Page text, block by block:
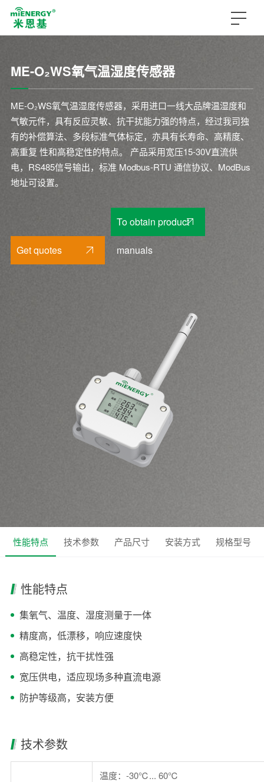
ME-O₂WS氧气温湿度传感器
ME-O₂WS氧气温湿度传感器，采用进口一线大品牌温湿度和
气敏元件，具有反应灵敏、抗干扰能力强的特点，经过我司独
有的补偿算法、多段标准气体标定，亦具有长寿命、高精度、
高重复 性和高稳定性的特点。 产品采用宽压15-30V直流供
电，RS485信号输出，标准 Modbus-RTU 通信协议、ModBus
地址可设置。
Get quotes
To obtain product
manuals
性能特点 技术参数 产品尺寸 安装方式 规格型号
性能特点
集氧气、温度、湿度测量于一体
精度高，低漂移，响应速度快
高稳定性，抗干扰性强
宽压供电，适应现场多种直流电源
防护等级高，安装方便
技术参数
温度：-30℃... 60℃